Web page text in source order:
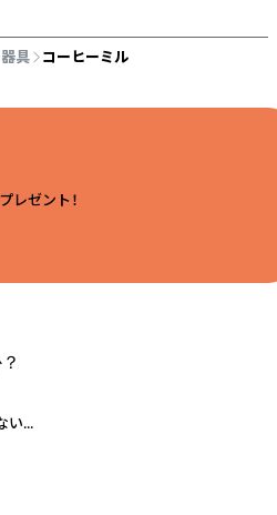
具 コーヒーミル
レゼント！
い...